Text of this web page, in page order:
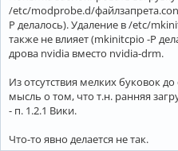
/etc/modprobe.d/
P делалось). Удаление в /etc/
также не влияет (mkinitcpio -P
дрова nvidia вместо nvidia-drm.
Из отсутствия мелких буковок
мысль о том, что т.н. ранняя
- п. 1.2.1 Вики.
Что-то явно делается не так.